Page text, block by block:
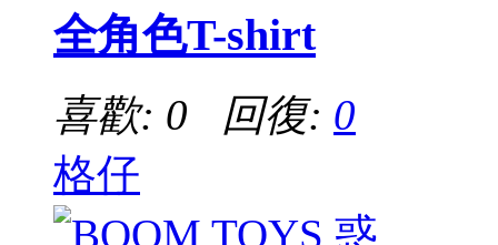
全角色T-shirt
喜歡: 0 回復: 0
格仔